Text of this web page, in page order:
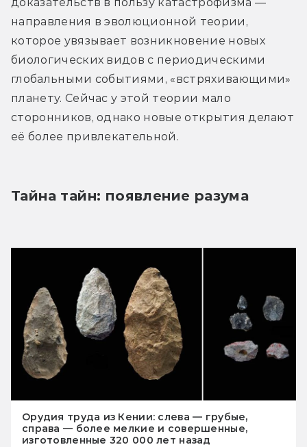
направления в эволюционной теории,
которое увязывает возникновение новых
биологических видов с периодическими
глобальными событиями, «встряхивающими»
планету. Сейчас у этой теории мало
сторонников, однако новые открытия делают
её более привлекательной.
Тайна тайн: появление разума
Орудия труда из Кении: слева — грубые,
справа — более мелкие и совершенные,
изготовленные 320 000 лет назад